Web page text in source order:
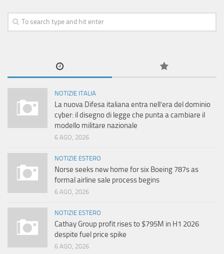
NOTIZIE ITALIA
La nuova Difesa italiana entra nell’era del dominio
cyber: il disegno di legge che punta a cambiare il
modello militare nazionale
6 AGO, 2026
NOTIZIE ESTERO
Norse seeks new home for six Boeing 787s as
formal airline sale process begins
6 AGO, 2026
NOTIZIE ESTERO
Cathay Group profit rises to $795M in H1 2026
despite fuel price spike
6 AGO, 2026